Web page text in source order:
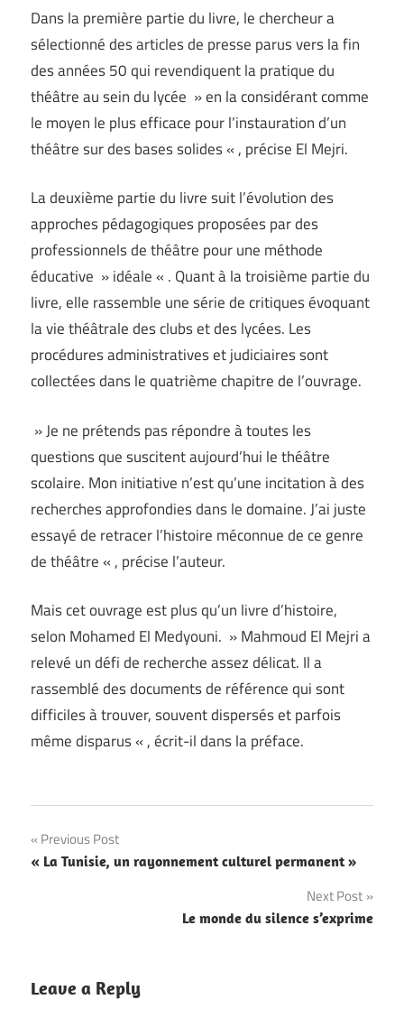
Dans la première partie du livre, le chercheur a
sélectionné des articles de presse parus vers la fin
des années 50 qui revendiquent la pratique du
théâtre au sein du lycée » en la considérant comme
le moyen le plus efficace pour l’instauration d’un
théâtre sur des bases solides « , précise El Mejri.
La deuxième partie du livre suit l’évolution des
approches pédagogiques proposées par des
professionnels de théâtre pour une méthode
éducative » idéale « . Quant à la troisième partie du
livre, elle rassemble une série de critiques évoquant
la vie théâtrale des clubs et des lycées. Les
procédures administratives et judiciaires sont
collectées dans le quatrième chapitre de l’ouvrage.
» Je ne prétends pas répondre à toutes les
questions que suscitent aujourd’hui le théâtre
scolaire. Mon initiative n’est qu’une incitation à des
recherches approfondies dans le domaine. J’ai juste
essayé de retracer l’histoire méconnue de ce genre
de théâtre « , précise l’auteur.
Mais cet ouvrage est plus qu’un livre d’histoire,
selon Mohamed El Medyouni. » Mahmoud El Mejri a
relevé un défi de recherche assez délicat. Il a
rassemblé des documents de référence qui sont
difficiles à trouver, souvent dispersés et parfois
même disparus « , écrit-il dans la préface.
Navigation
de
Previous Post
« La Tunisie, un rayonnement culturel permanent »
Next Post
Le monde du silence s’exprime
Leave a Reply